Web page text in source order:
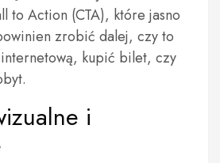
to Action (CTA), które jasno
zrobić dalej, czy to
kupić bilet, czy
i